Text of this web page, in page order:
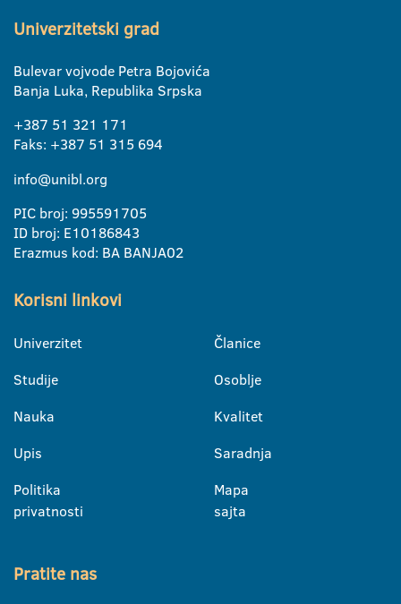
Univerzitetski grad
Bulevar vojvode Petra Bojovića
Banja Luka, Republika Srpska
+387 51 321 171
Faks: +387 51 315 694
info@unibl.org
PIC broj: 995591705
ID broj: E10186843
Erazmus kod: BA BANJA02
Korisni linkovi
Univerzitet
Studije
Nauka
Upis
Politika
privatnosti
Članice
Osoblje
Kvalitet
Saradnja
Mapa
sajta
Pratite nas